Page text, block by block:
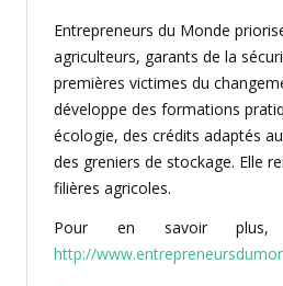
Entrepreneurs du Monde
agriculteurs, garants de la
premières victimes du
développe des formations
écologie, des crédits adaptés
des greniers de stockage. Elle
filières agricoles.
Pour en savoir plus,
http://